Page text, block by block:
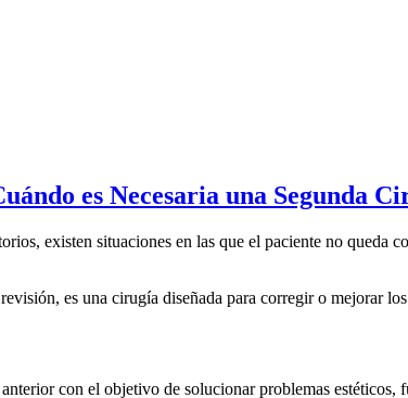
es Necesaria una Segunda
existen situaciones en las que el paciente no queda
es una cirugía diseñada para corregir o mejorar
con el objetivo de solucionar problemas estéticos,